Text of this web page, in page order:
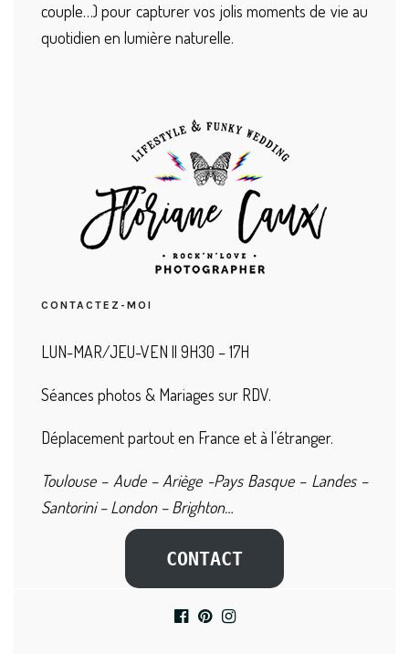
couple…) pour capturer vos jolis moments de vie au
quotidien en lumière naturelle.
CONTACTEZ-MOI
LUN-MAR/JEU-VEN || 9H30 – 17H
Séances photos & Mariages sur RDV.
Déplacement partout en France et à l’étranger.
Toulouse – Aude – Ariège -Pays Basque – Landes –
Santorini – London – Brighton…
CONTACT